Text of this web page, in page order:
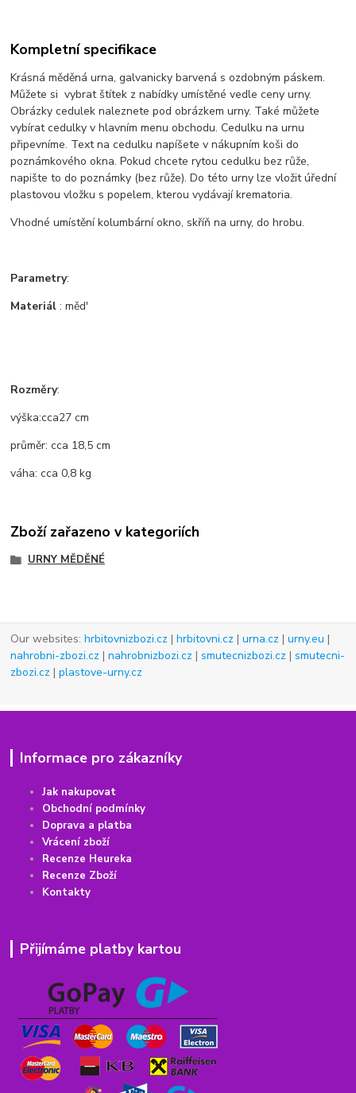
Kompletní specifikace
Krásná měděná urna, galvanicky barvená s ozdobným páskem.
Můžete si vybrat štítek z nabídky umístěné vedle ceny urny.
Obrázky cedulek naleznete pod obrázkem urny. Také můžete
vybírat cedulky v hlavním menu obchodu. Cedulku na urnu
připevníme. Text na cedulku napíšete v nákupním koši do
poznámkového okna. Pokud chcete rytou cedulku bez růže,
napište to do poznámky (bez růže). Do této urny lze vložit úřední
plastovou vložku s popelem, kterou vydávají krematoria.
Vhodné umístění kolumbární okno, skříň na urny, do hrobu.
Parametry:
Materiál : měd'
Rozměry:
výška:cca27 cm
průměr: cca 18,5 cm
váha: cca 0,8 kg
Zboží zařazeno v kategoriích
URNY MĚDĚNÉ
Our websites:hrbitovnizbozi.cz |hrbitovni.cz |urna.cz |urny.eu |
nahrobni-zbozi.cz |nahrobnizbozi.cz |smutecnizbozi.cz |smutecni-
zbozi.cz |plastove-urny.cz
Informace pro zákazníky
Jak nakupovat
Obchodní podmínky
Doprava a platba
Vrácení zboží
Recenze Heureka
Recenze Zboží
Kontakty
Přijímáme platby kartou